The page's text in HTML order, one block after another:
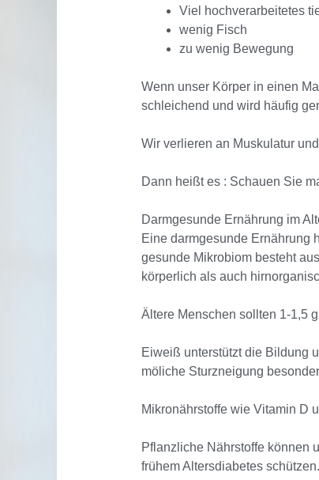
Viel hochverarbeitetes
wenig Fisch
zu wenig Bewegung
Wenn unser Körper in einen
schleichend und wird häufig
Wir verlieren an Muskulatur
Dann heißt es : Schauen Sie
Darmgesunde Ernährung im
Eine darmgesunde Ernährung
gesunde Mikrobiom besteht
körperlich als auch
Ältere Menschen sollten 1-1,5
Eiweiß unterstützt die Bildung
möliche Sturzneigung
Mikronährstoffe wie Vitamin D
Pflanzliche Nährstoffe können
frühem Altersdiabetes schützen.